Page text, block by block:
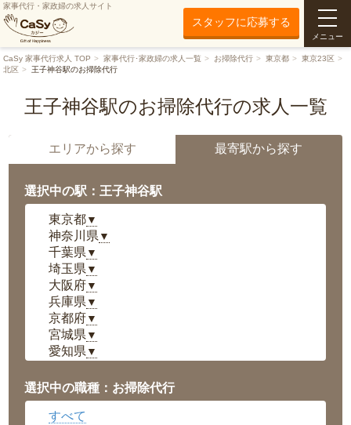
家事代行・家政婦の求人サイト
スタッフに応募する
メニュー
CaSy 家事代行求人 TOP 家事代行･家政婦の求人一覧 お掃除代行 東京都
東京23区
北区
王子神谷駅のお掃除代行
王子神谷駅のお掃除代行の求人一覧
エリアから探す 最寄駅から探す
選択中の駅：王子神谷駅
東京都▼
神奈川県 ▼
千葉県 ▼
埼玉県 ▼
大阪府▼
兵庫県 ▼
京都府▼
宮城県 ▼
愛知県 ▼
岡山県▼
広島県▼
沖縄県
選択中の職種：お掃除代行
すべて